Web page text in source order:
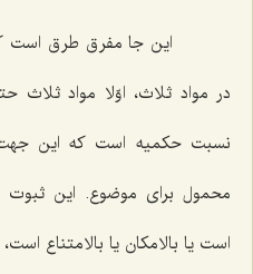
این جا مفرق طرق است
در مواد ثلاث، اوّلا مواد
نسبت حكمیه است كه این
محمول براى موضوع. این ثبوت
است یا بالامكان یا بالامتناع است،